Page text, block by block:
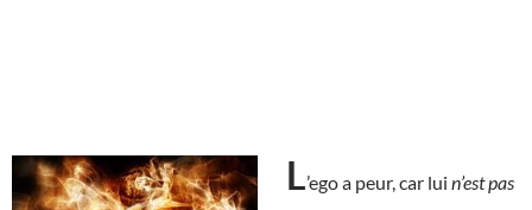
L’ego a peur, car lui n’est pas